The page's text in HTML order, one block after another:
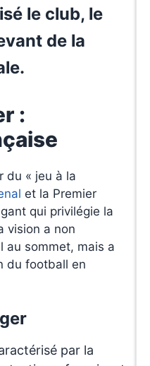
le club, le
de la
:
du « jeu à la
et la Premier
qui privilégie la
vision a non
au sommet, mais a
du football en
par la